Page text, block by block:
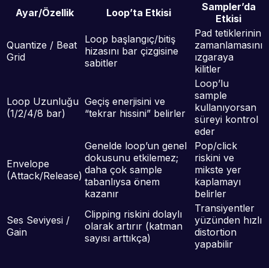
Ayar/Özellik Loop’ta Etkisi
Sampler’da
Etkisi
Quantize / Beat
Grid
Loop başlangıç/bitiş
hizasını bar çizgisine
sabitler
Pad tetiklerinin
zamanlamasını
ızgaraya
kilitler
Loop Uzunluğu
(1/2/4/8 bar)
Geçiş enerjisini ve
“tekrar hissini” belirler
Loop’lu
sample
kullanıyorsan
süreyi kontrol
eder
Envelope
(Attack/Release)
Genelde loop’un genel
dokusunu etkilemez;
daha çok sample
tabanlıysa önem
kazanır
Pop/click
riskini ve
mikste yer
kaplamayı
belirler
Ses Seviyesi /
Gain
Clipping riskini dolaylı
olarak artırır (katman
sayısı arttıkça)
Transiyentler
yüzünden hızlı
distortion
yapabilir